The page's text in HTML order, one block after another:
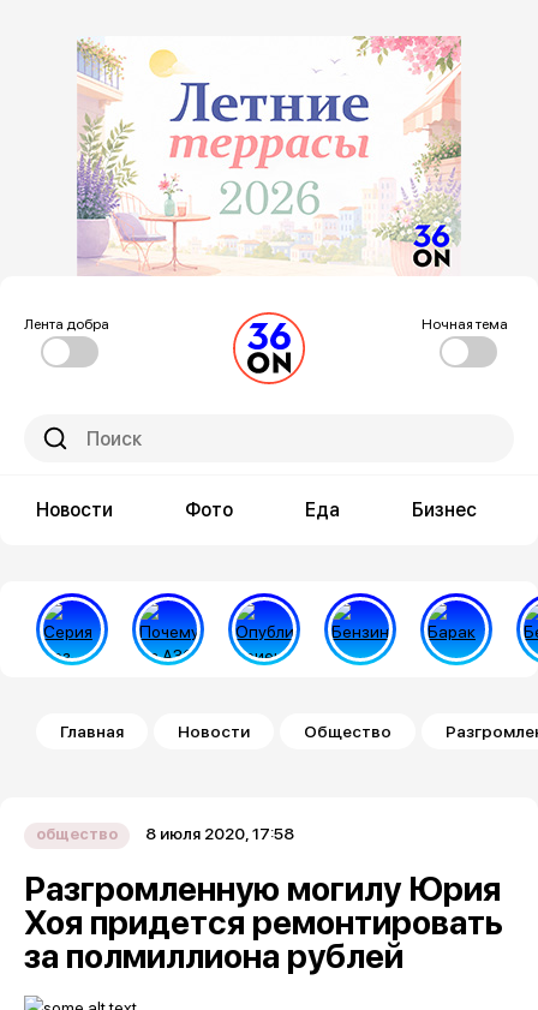
Лента добра Ночная тема
Новости Фото Еда Бизнес
Строка навигации
Главная Новости Общество
общество 8 июля 2020, 17:58
Разгромленную могилу Юрия
Хоя придется ремонтировать
за полмиллиона рублей